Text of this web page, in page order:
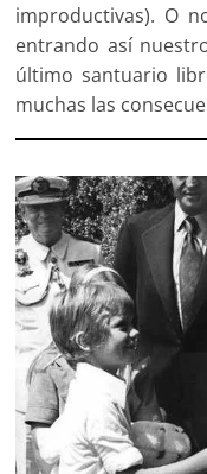
improductivas). O
entrando así
último santuario
muchas las